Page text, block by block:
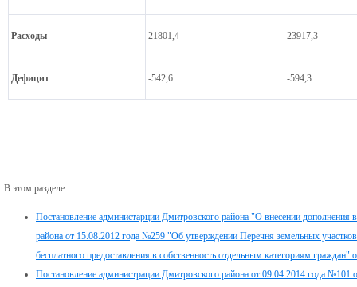
Расходы 21801,4 23917,3
Дефицит -542,6 -594,3
В этом разделе:
Постановление администарции Дмитровского района "О внесении дополнения
района от 15.08.2012 года №259 "Об утверждении Перечня земельных
бесплатного предоставления в собственность отдельным категориям
Постановление администрации Дмитровского района от 09.04.2014 года